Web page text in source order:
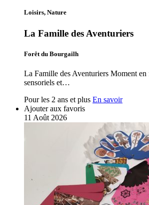
Loisirs, Nature
La Famille des Aventuriers
Forêt du Bourgailh
La Famille des Aventuriers Moment en
sensoriels et…
Pour les 2 ans et plus En savoir
Ajouter aux favoris
11 Août 2026